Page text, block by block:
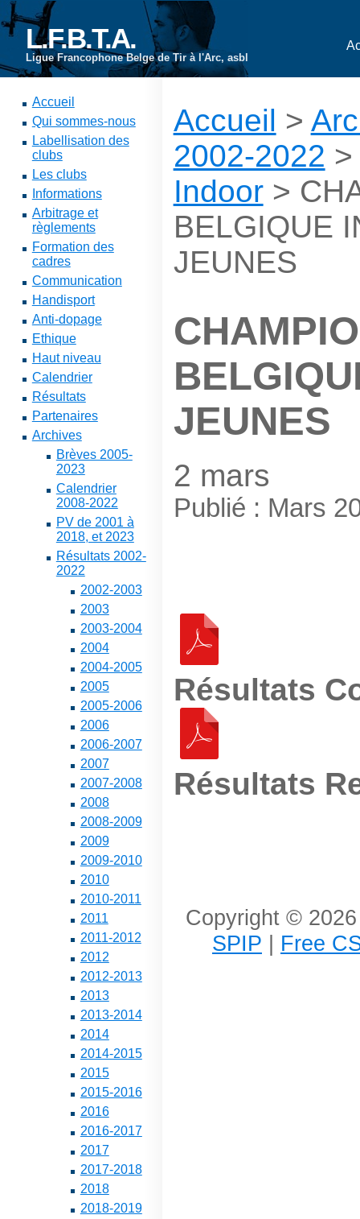
L.F.B.T.A.
Ligue Francophone Belge de Tir à l'Arc, asbl
Accueil
Qui sommes-nous
Labellisation des
clubs
Les clubs
Informations
Arbitrage et
règlements
Formation des
cadres
Communication
Handisport
Anti-dopage
Ethique
Haut niveau
Calendrier
Résultats
Partenaires
Archives
Brèves 2005-
2023
Calendrier
2008-2022
PV de 2001 à
2018, et 2023
Résultats 2002-
2022
2002-2003
2003
2003-2004
2004
2004-2005
2005
2005-2006
2006
2006-2007
2007
2007-2008
2008
2008-2009
2009
2009-2010
2010
2010-2011
2011
2011-2012
2012
2012-2013
2013
2013-2014
2014
2014-2015
2015
2015-2016
2016
2016-2017
2017
2017-2018
2018
2018-2019
Accueil >
2002-2022
Indoor>
BELGIQUE
JEUNES
JEUNES
2 mars
Publié : Mars
Résultats
Résultats
Copyright ©
SPIP | Free